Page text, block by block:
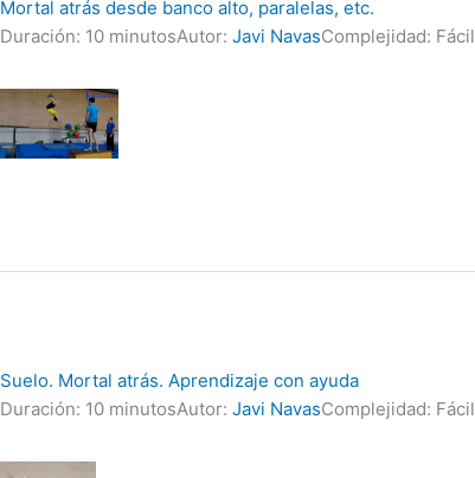
Mortal atrás desde banco alto, paralelas, etc.
Duración: 10 minutosAutor:Javi NavasComplejidad: Fácil
Suelo. Mortal atrás. Aprendizaje con ayuda
Duración: 10 minutosAutor:Javi NavasComplejidad: Fácil